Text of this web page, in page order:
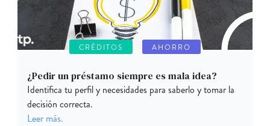
CRÉDITOS AHORRO
¿Pedir un préstamo siempre es mala idea?
Identifica tu perfil y necesidades para saberlo y tomar la
decisión correcta.
Leer más.